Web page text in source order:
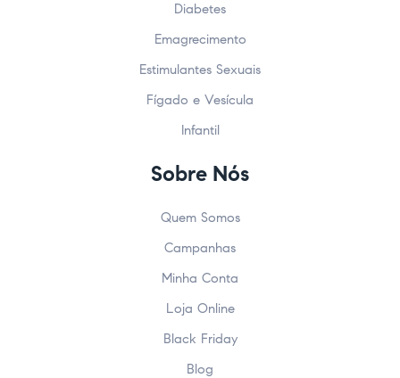
Diabetes
Emagrecimento
Estimulantes Sexuais
Fígado e Vesícula
Infantil
Sobre Nós
Quem Somos
Campanhas
Minha Conta
Loja Online
Black Friday
Blog